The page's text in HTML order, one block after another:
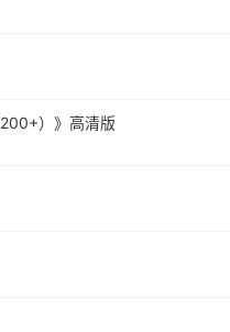
）》高清版